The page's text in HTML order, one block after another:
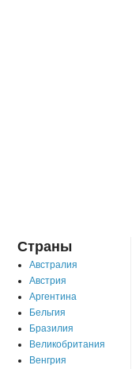
Страны
Австралия
Австрия
Аргентина
Бельгия
Бразилия
Великобритания
Венгрия